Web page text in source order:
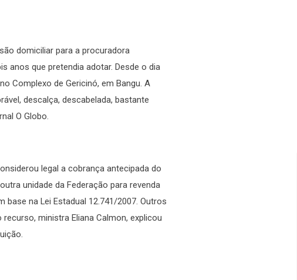
domiciliar para a procuradora
anos que pretendia adotar. Desde o dia
Complexo de Gericinó, em Bangu. A
descalça, descabelada, bastante
O Globo.
legal a cobrança antecipada do
unidade da Federação para revenda
na Lei Estadual 12.741/2007. Outros
ministra Eliana Calmon, explicou